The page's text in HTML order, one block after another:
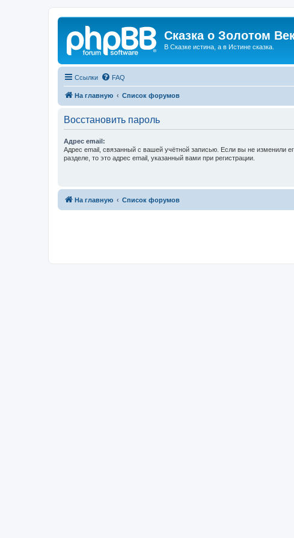
Сказка о Золотом
В Сказке истина, а в Истине сказка.
Ссылки FAQ
На главную Список форумов
Восстановить пароль
Адрес email:
Адрес email, связанный с вашей учётной записью. Если вы не изменили
разделе, то это адрес email, указанный вами при регистрации.
На главную Список форумов